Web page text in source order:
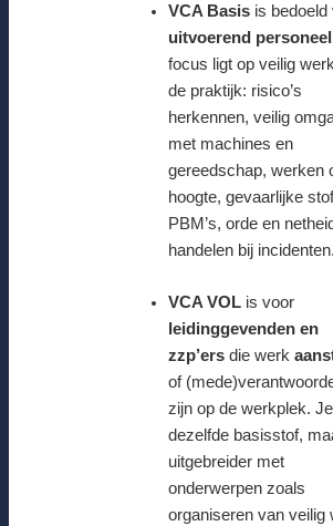
VCA Basisis bedoeld
uitvoerend personeel
focus ligt op veilig
de praktijk: risico’s
herkennen, veilig
met machines en
gereedschap, werken
hoogte, gevaarlijke
PBM’s, orde en
handelen bij incidenten.
VCA VOLis voor
leidinggevenden en
zzp’ersdie werk
of
zijn op de werkplek.
dezelfde basisstof,
uitgebreider met
onderwerpen zoals
organiseren van veilig